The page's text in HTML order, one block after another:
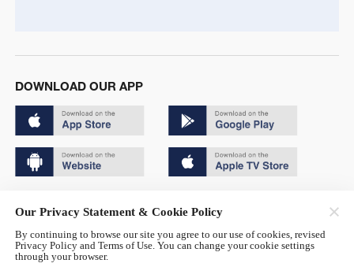
DOWNLOAD OUR APP
京公网安备 11010502050052号
Our Privacy Statement & Cookie Policy
By continuing to browse our site you agree to our use of cookies, revised
Privacy Policy and Terms of Use. You can change your cookie settings
through your browser.